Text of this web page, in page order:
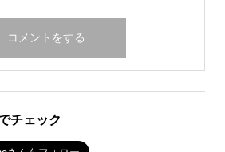
チェック